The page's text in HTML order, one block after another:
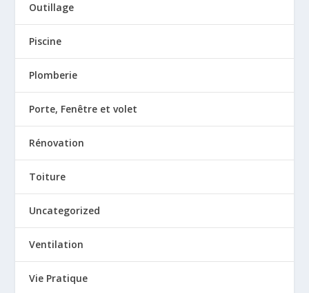
Outillage
Piscine
Plomberie
Porte, Fenêtre et volet
Rénovation
Toiture
Uncategorized
Ventilation
Vie Pratique